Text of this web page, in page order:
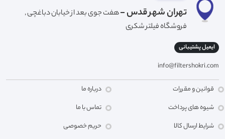
تهران شهر قدس -هفت جوی بعد از خیابان دباغچی ,
فروشگاه فیلتر شکری
ایمیل پشتیبانی
info@filtershokri.com
قوانین و مقررات
شیوه های پرداخت
شرایط ارسال کالا
درباره ما
تماس با ما
حریم خصوصی